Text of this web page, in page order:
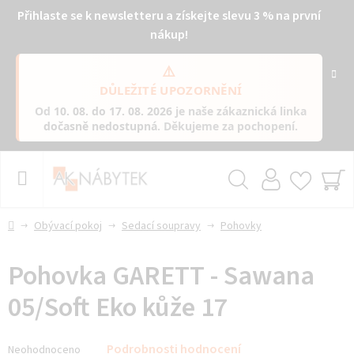
Přihlaste se k newsletteru a získejte slevu 3 % na první
nákup!
⚠️
DŮLEŽITÉ UPOZORNĚNÍ
Od 10. 08. do 17. 08. 2026 je naše zákaznická linka
dočasně nedostupná. Děkujeme za pochopení.
DomůObývací pokoj Sedací soupravy Pohovky
Pohovka GARETT - Sawana
05/Soft Eko kůže 17
Neohodnoceno Podrobnosti hodnocení